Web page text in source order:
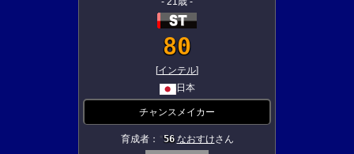
80
[インテル]
日本
チャンスメイカー
育成者： 56 なおすけさん